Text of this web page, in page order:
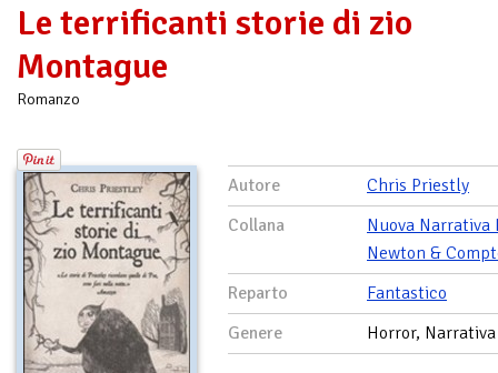
Le terrificanti storie di zio
Montague
Romanzo
Autore
Chris Priestly
Collana
Nuova Narrativa
Newton &
Reparto
Fantastico
Genere
Horror, Narrativa